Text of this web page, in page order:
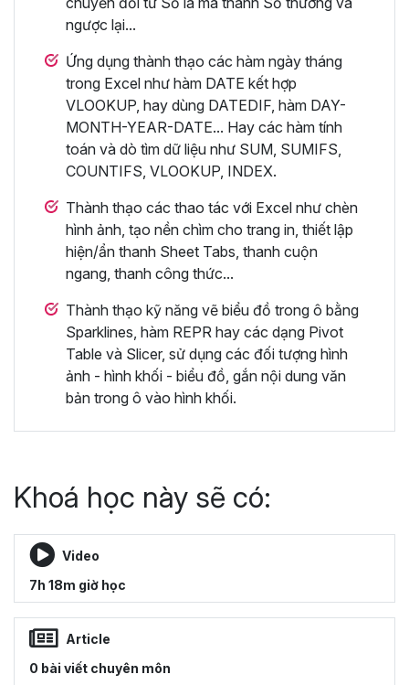
ngược lại...
Ứng dụng thành thạo các hàm ngày tháng
trong Excel như hàm DATE kết hợp
VLOOKUP, hay dùng DATEDIF, hàm DAY-
MONTH-YEAR-DATE... Hay các hàm tính
toán và dò tìm dữ liệu như SUM, SUMIFS,
COUNTIFS, VLOOKUP, INDEX.
Thành thạo các thao tác với Excel như chèn
hình ảnh, tạo nền chìm cho trang in, thiết lập
hiện/ẩn thanh Sheet Tabs, thanh cuộn
ngang, thanh công thức...
Thành thạo kỹ năng vẽ biểu đồ trong ô bằng
Sparklines, hàm REPR hay các dạng Pivot
Table và Slicer, sử dụng các đối tượng hình
ảnh - hình khối - biểu đồ, gắn nội dung văn
bản trong ô vào hình khối.
Khoá học này sẽ có:
Video
7h 18m giờ học
Article
0 bài viết chuyên môn